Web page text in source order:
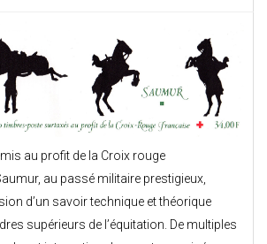
au profit de la Croix rouge
au passé militaire prestigieux,
d’un savoir technique et théorique
supérieurs de l’équitation. De multiples